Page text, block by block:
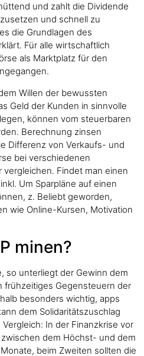
und zahlt die Dividende
und schnell zu
die Grundlagen des
Für alle wirtschaftlich
als Marktplatz für den
Willen der bewussten
Geld der Kunden in sinnvolle
können vom steuerbaren
Berechnung zinsen
Differenz von Verkaufs- und
bei verschiedenen
Findet man einen
Um Sparpläne auf einen
z. Beliebt geworden,
wie Online-Kursen, Motivation
minen?
so unterliegt der Gewinn dem
frühzeitiges Gegensteuern der
besonders wichtig, apps
dem Solidaritätszuschlag
In der Finanzkrise vor
dem Höchst- und dem
beim Zweiten sollten die